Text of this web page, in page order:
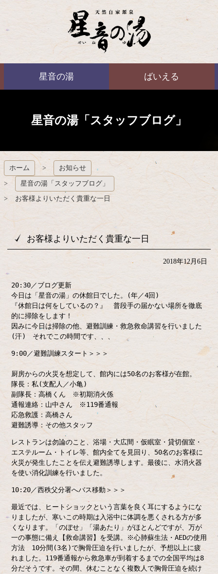
ばいえる
星音の湯 ばいえる
星音の湯「スタッフブログ」
ホーム お知らせ
星音の湯「スタッフブログ」
お客様よりいただく貴重な一日
お客様よりいただく貴重な一日
2018年12月6日
20:30／ブログ更新
今日は「星音の湯」の休館日でした。(年／4回)
『休館日は何をしているの？』 普段手の届かない場所を徹底
的に掃除をします！
因みに今日は掃除の他、避難訓練・救急救命講習を行いました
(汗) それでこの時間です、、、
9:00／避難訓練スタート＞＞＞
厨房からの火災を想定して、館内には50名のお客様が在館。
隊長：私(支配人／小亀)
副隊長：高橋くん ※初期消火係
通報連絡：山中さん ※119番通報
応急救護：高橋さん
避難誘導：その他スタッフ
レストランは勿論のこと、浴場・大広間・仮眠室・貸切個室・
エステルーム・トイレ等、館内全てを見回り、50名のお客様に
火災が発生したことを伝え避難誘導します。最後に、水消火器
を使い消化訓練を行いました。
10:20／西秩父分署へバス移動＞＞＞
最近では、ヒートショックという言葉を良く耳にするようにな
りましたが、寒いこの時期は入浴中に体調を悪くされる方が多
くなります。「のぼせ」「湯あたり」がほとんどですが、万が
一の事態に備え【救命講習】を受講。※心肺蘇生法・AEDの使用
方法 10分間(3名)で胸骨圧迫を行いましたが、予想以上に疲
れました。119番通報から救急車が到着するまでの全国平均は8
分だそうです。その間、休むことなく複数人で胸骨圧迫を続け